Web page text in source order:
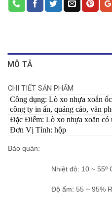
MÔ TẢ
CHI TIẾT SẢN PHẨM
Công dụng: Lò xo nhựa xoắn
công ty in ấn, quảng cáo, văn
Đặc Điểm: Lò xo nhựa xoắn có
Đơn Vị Tính: hộp
Bảo quản:
Nhiệt độ: 10 ~ 55º
Độ ẩm: 55 ~ 95%